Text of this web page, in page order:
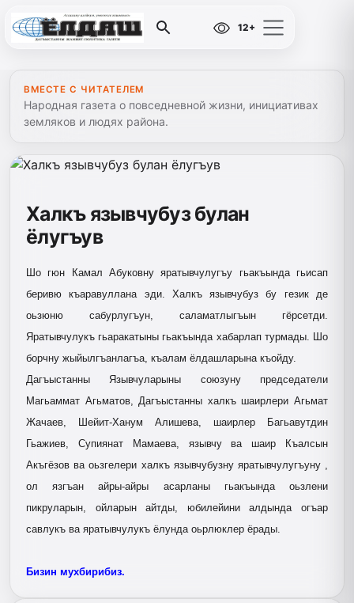
12+
ВМЕСТЕ С ЧИТАТЕЛЕМ
Народная газета о повседневной жизни, инициативах
земляков и людях района.
Халкъ язывчубуз булан
ёлугъув
Шо гюн Камал Абуковну яратывчулугъу гьа­къында гьисап
беривю къаравуллана эди. Халкъ язывчубуз бу гезик де
оьзю­ню сабурлу­гъун, саламатлыгъын гёрсетди.
Яратывчулукъ гьаракатыны гьа­къында хабарлап турмады. Шо
борчну жыйылгъанлагъа, къалам ёлдашларына къойду.
Дагъыстанны Язывчуларыны союзуну председатели
Магьаммат Агьматов, Дагъыстанны халкъ шаирлери Агьмат
Жачаев, Шейит-Ханум Алишева, шаирлер Багьавутдин
Гьажиев, Супиянат Мамаева, язывчу ва шаир Къалсын
Акъгёзов ва оьзгелери халкъ язывчубузну яратывчулугъуну ,
ол язгъан айры-айры асарланы гьакъында оьзлени
пикруларын, ойларын айтды, юбилейини алдында огъар
савлукъ ва яратывчулукъ ёлунда оьрлюклер ёрады.
Бизин мухбирибиз.